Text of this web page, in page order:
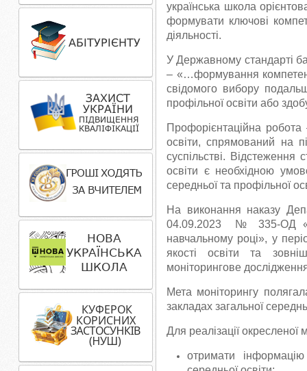
українська школа
формувати ключові
діяльності.
У Державному стандарті
– «…формування
свідомого вибору
профільної освіти або
Профорієнтаційна робота
освіти, спрямований на
суспільстві. Відстеження
освіти є необхідною
середньої та профільної
На виконання наказу
04.09.2023 № 335-ОД
навчальному році», у
якості освіти та
моніторингове дослідження
Мета моніторингу
закладах загальної
Для реалізації
отримати